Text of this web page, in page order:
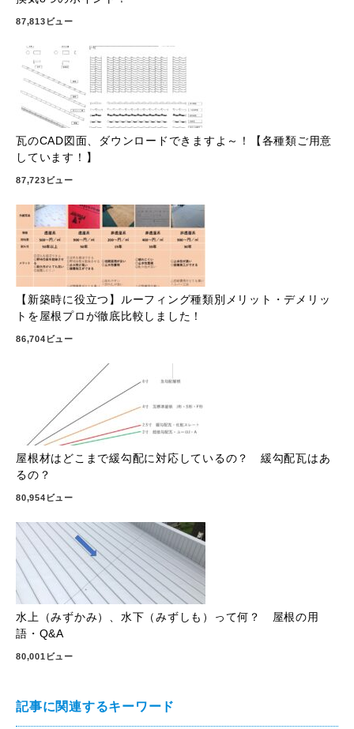
87,813ビュー
瓦のCAD図面、ダウンロードできますよ～！【各種類ご用意
しています！】
87,723ビュー
【新築時に役立つ】ルーフィング種類別メリット・デメリッ
トを屋根プロが徹底比較しました！
86,704ビュー
屋根材はどこまで緩勾配に対応しているの？ 緩勾配瓦はあ
るの？
80,954ビュー
水上（みずかみ）、水下（みずしも）って何？ 屋根の用
語・Q&A
80,001ビュー
記事に関連するキーワード